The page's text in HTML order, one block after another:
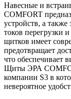
Навесные и
COMFORT
устройств, а
токов перегрузки
щитков имеет
предотвращает
что обеспечивает
Щиты ЭРА
компании S3 в
невероятное